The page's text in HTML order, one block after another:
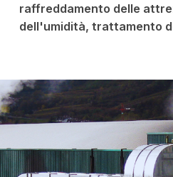
raffreddamento delle
dell'umidità, trattamento